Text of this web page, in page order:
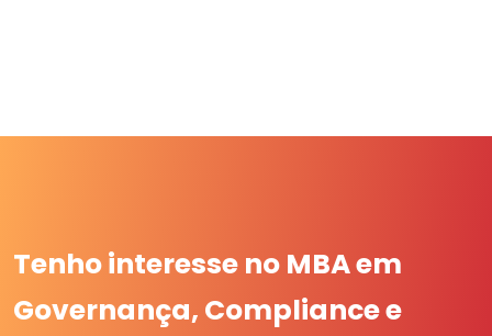
Tenho interesse no MBA em
Governança, Compliance e